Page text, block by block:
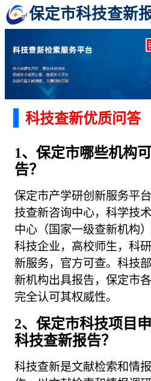
保定市科技查新
科技查新优质问答
1、保定市哪些机构
告？
保定市产学研创新服务平
技查新咨询中心，科学技
中心（国家一级查新机构
科技企业，高校师生，科
新服务，官方可查。科技
新机构出具报告，保定市
完全认可其权威性。
2、保定市科技项目
科技查新报告？
科技查新是文献检索和情